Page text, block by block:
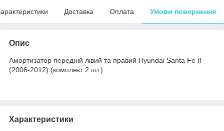
Доставка Оплата Умови повернення
Опис
Амортизатор передній лівий та правий Hyundai Santa Fe II
(2006-2012) (комплект 2 шт.)
Характеристики